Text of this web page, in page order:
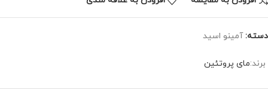
دسته: آمینو اسید
برند:مای پروتئین